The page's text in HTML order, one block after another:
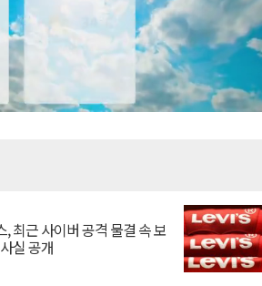
, 최근 사이버 공격 물결 속 보
실 공개